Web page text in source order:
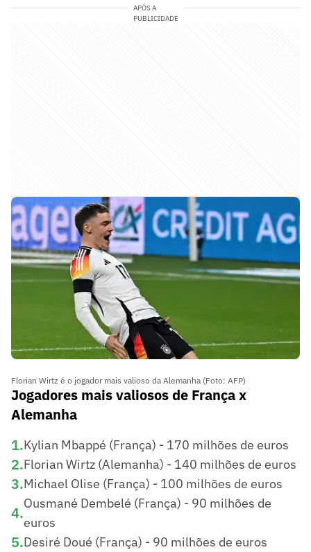
APÓS A
PUBLICIDADE
Florian Wirtz é o jogador mais valioso da Alemanha (Foto: AFP)
Jogadores mais valiosos de França x
Alemanha
1.Kylian Mbappé (França) - 170 milhões de euros
2.Florian Wirtz (Alemanha) - 140 milhões de euros
3.Michael Olise (França) - 100 milhões de euros
4.
Ousmané Dembelé (França) - 90 milhões de
euros
5.Desiré Doué (França) - 90 milhões de euros